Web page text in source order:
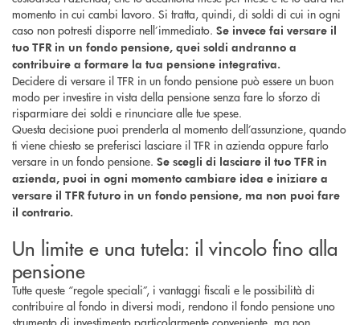
momento in cui cambi lavoro. Si tratta, quindi, di soldi di cui in ogni
caso non potresti disporre nell’immediato. Se invece fai versare il
tuo TFR in un fondo pensione, quei soldi andranno a
contribuire a formare la tua pensione integrativa.
Decidere di versare il TFR in un fondo pensione può essere un buon
modo per investire in vista della pensione senza fare lo sforzo di
risparmiare dei soldi e rinunciare alle tue spese.
Questa decisione puoi prenderla al momento dell’assunzione, quando
ti viene chiesto se preferisci lasciare il TFR in azienda oppure farlo
versare in un fondo pensione. Se scegli di lasciare il tuo TFR in
azienda, puoi in ogni momento cambiare idea e iniziare a
versare il TFR futuro in un fondo pensione, ma non puoi fare
il contrario.
Un limite e una tutela: il vincolo fino alla
pensione
Tutte queste “regole speciali”, i vantaggi fiscali e le possibilità di
contribuire al fondo in diversi modi, rendono il fondo pensione uno
strumento di investimento particolarmente conveniente, ma non